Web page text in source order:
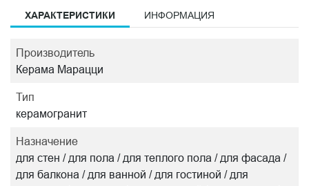
ХАРАКТЕРИСТИКИ ИНФОРМАЦИЯ
Производитель
Керама Марацци
Тип
керамогранит
Назначение
для стен / для пола / для теплого пола / для фасада /
для балкона / для ванной / для гостиной / для